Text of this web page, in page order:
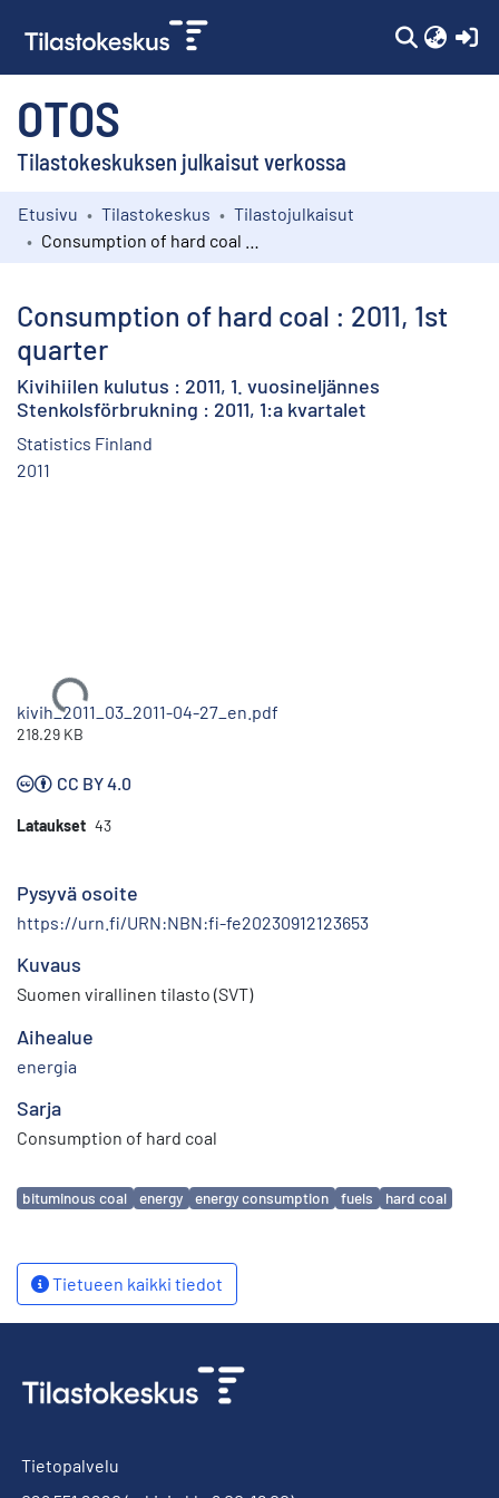
OTOS
Tilastokeskuksen julkaisut verkossa
Kokoelmat
Etusivu Tilastokeskus
Tilastojulkaisut
Consumption of hard coal : 2011, 1st
quarter
Kivihiilen kulutus : 2011, 1. vuosineljännes
Stenkolsförbrukning : 2011, 1:a kvartalet
Statistics Finland
2011
Ladataan...
kivih_2011_03_2011-04-27_en.pdf
218.29 KB
CC BY 4.0
Lataukset 43
Pysyvä osoite
https://urn.fi/URN:NBN:fi-fe20230912123653
Kuvaus
Suomen virallinen tilasto (SVT)
Aihealue
energia
Sarja
Consumption of hard coal
Avainsanat
bituminous coal energy energy consumption fuels hard coal
Tietueen kaikki tiedot
Tietopalvelu